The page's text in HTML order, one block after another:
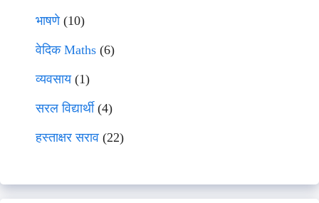
भाषणे(10)
वेदिक Maths (6)
व्यवसाय(1)
सरल विद्यार्थी(4)
हस्ताक्षर सराव (22)